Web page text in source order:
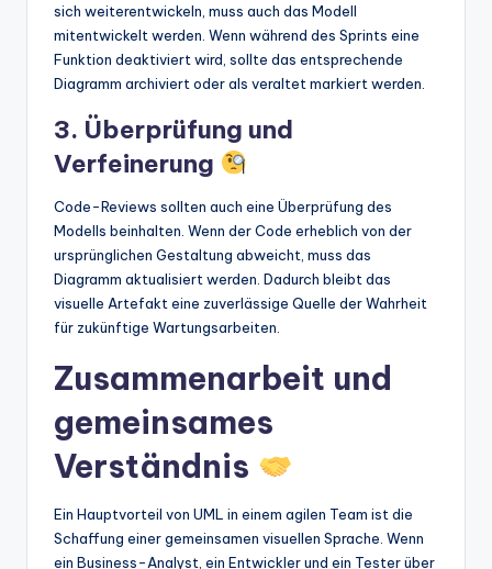
sich weiterentwickeln, muss auch das Modell
mitentwickelt werden. Wenn während des Sprints eine
Funktion deaktiviert wird, sollte das entsprechende
Diagramm archiviert oder als veraltet markiert werden.
3. Überprüfung und
Verfeinerung
Code-Reviews sollten auch eine Überprüfung des
Modells beinhalten. Wenn der Code erheblich von der
ursprünglichen Gestaltung abweicht, muss das
Diagramm aktualisiert werden. Dadurch bleibt das
visuelle Artefakt eine zuverlässige Quelle der Wahrheit
für zukünftige Wartungsarbeiten.
Zusammenarbeit und
gemeinsames
Verständnis
Ein Hauptvorteil von UML in einem agilen Team ist die
Schaffung einer gemeinsamen visuellen Sprache. Wenn
ein Business-Analyst, ein Entwickler und ein Tester über